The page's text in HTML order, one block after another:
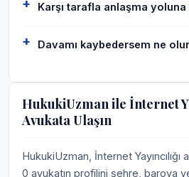
Karşı tarafla anlaşma
Davamı kaybedersem ne
HukukiUzman ile İnternet
Avukata Ulaşın
HukukiUzman, İnternet Yayıncılığı
0 avukatın profilini şehre, baroya